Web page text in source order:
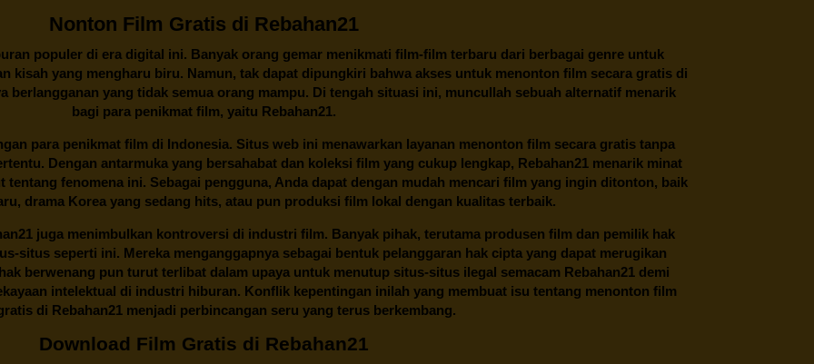
Nonton Film Gratis di Rebahan21
populer di era digital ini. Banyak orang gemar menikmati film-film terbaru dari berbagai genre untuk
kisah yang mengharu biru. Namun, tak dapat dipungkiri bahwa akses untuk menonton film secara gratis di
berlangganan yang tidak semua orang mampu. Di tengah situasi ini, muncullah sebuah alternatif menarik
bagi para penikmat film, yaitu Rebahan21.
para penikmat film di Indonesia. Situs web ini menawarkan layanan menonton film secara gratis tanpa
Dengan antarmuka yang bersahabat dan koleksi film yang cukup lengkap, Rebahan21menarik minat
fenomena ini. Sebagai pengguna, Anda dapat dengan mudah mencari film yang ingin ditonton, baik
drama Korea yang sedang hits, atau pun produksi film lokal dengan kualitas terbaik.
juga menimbulkan kontroversi di industri film. Banyak pihak, terutama produsen film dan pemilik hak
situs seperti ini. Mereka menganggapnya sebagai bentuk pelanggaran hak cipta yang dapat merugikan
berwenang pun turut terlibat dalam upaya untuk menutup situs-situs ilegal semacam Rebahan21 demi
intelektual di industri hiburan. Konflik kepentingan inilah yang membuat isu tentang menonton film
di Rebahan21 menjadi perbincangan seru yang terus berkembang.
Download Film Gratis di Rebahan21